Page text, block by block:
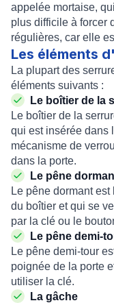
appelée mortaise,
plus difficile à forcer
régulières, car elle
Les éléments
La plupart des
éléments suivants :
Le boîtier de la
Le boîtier de la
qui est insérée dans
mécanisme de
dans la porte.
Le pêne
Le pêne dormant
du boîtier et qui se
par la clé ou le
Le pêne demi-
Le pêne demi-tour
poignée de la porte
utiliser la clé.
La gâche